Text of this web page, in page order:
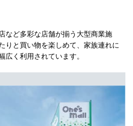
など多彩な店舗が揃う大型商業施
りと買い物を楽しめて、家族連れに
広く利用されています。